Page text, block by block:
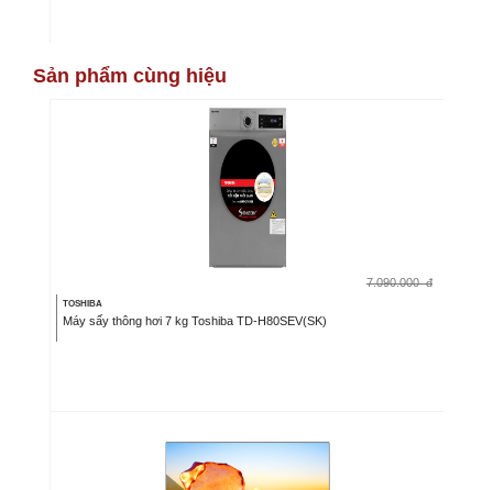
Sản phẩm cùng hiệu
7.090.000 đ
TOSHIBA
Máy sấy thông hơi 7 kg Toshiba TD-H80SEV(SK)